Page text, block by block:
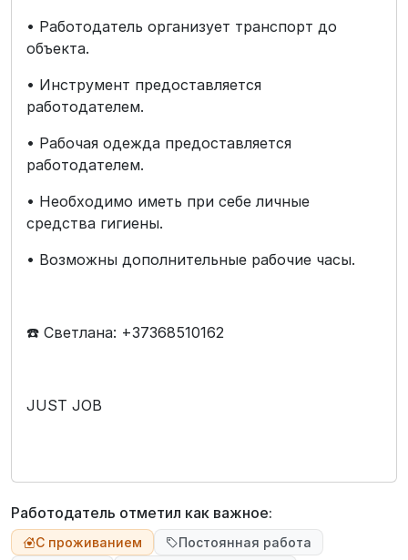
• Работодатель организует транспорт до
объекта.
• Инструмент предоставляется
работодателем.
• Рабочая одежда предоставляется
работодателем.
• Необходимо иметь при себе личные
средства гигиены.
• Возможны дополнительные рабочие часы.
☎️ Светлана: +37368510162
JUST JOB
Работодатель отметил как важное:
С проживанием Постоянная работа